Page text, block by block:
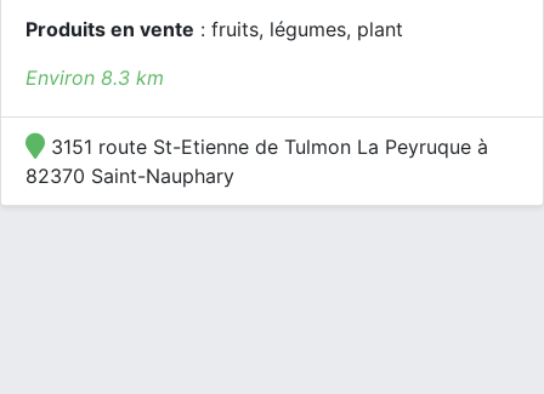
Produits en vente : fruits, légumes, plant
Environ 8.3 km
3151 route St-Etienne de Tulmon La Peyruque à
82370 Saint-Nauphary